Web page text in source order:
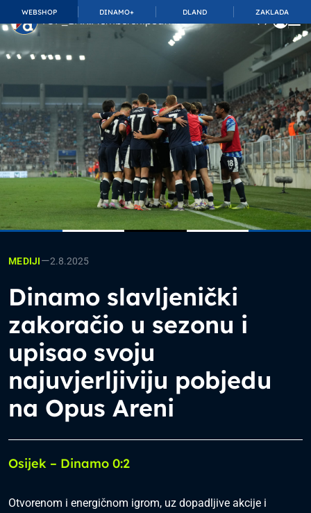
WEBSHOP DINAMO+ DLAND ZAKLADA
TOP_BAR.MembershipSuffix
MEDIJI—2.8.2025
Dinamo slavljenički
zakoračio u sezonu i
upisao svoju
najuvjerljiviju pobjedu
na Opus Areni
Osijek – Dinamo 0:2
Otvorenom i energičnom igrom, uz dopadljive akcije i